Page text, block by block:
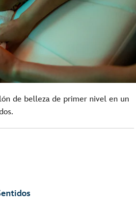
de belleza de primer nivel en un